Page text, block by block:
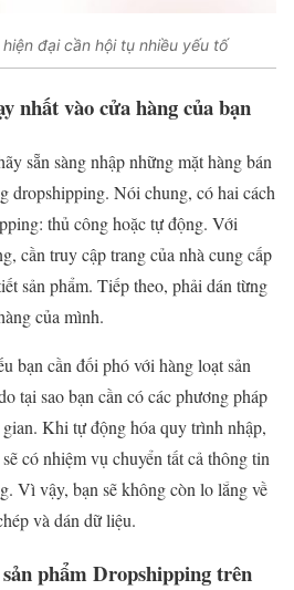
đại cần hội tụ nhiều yếu tố
nhất vào cửa hàng của bạn
sẵn sàng nhập những mặt hàng bán
dropshipping. Nói chung, có hai cách
thủ công hoặc tự động. Với
cần truy cập trang của nhà cung cấp
sản phẩm. Tiếp theo, phải dán từng
của mình.
bạn cần đối phó với hàng loạt sản
tại sao bạn cần có các phương pháp
Khi tự động hóa quy trình nhập,
có nhiệm vụ chuyển tất cả thông tin
Vì vậy, bạn sẽ không còn lo lắng về
và dán dữ liệu.
phẩm Dropshipping trên